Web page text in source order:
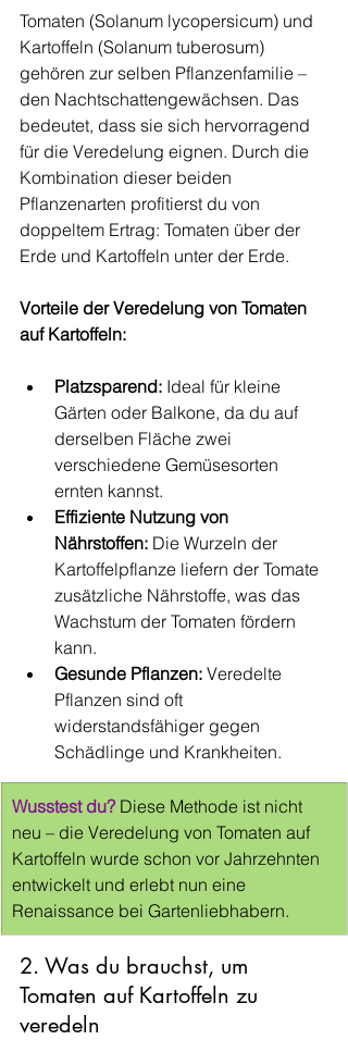
Tomaten (Solanum lycopersicum) und
Kartoffeln (Solanum tuberosum)
gehören zur selben Pflanzenfamilie –
den Nachtschattengewächsen. Das
bedeutet, dass sie sich hervorragend
für die Veredelung eignen. Durch die
Kombination dieser beiden
Pflanzenarten profitierst du von
doppeltem Ertrag: Tomaten über der
Erde und Kartoffeln unter der Erde.
Vorteile der Veredelung von Tomaten
auf Kartoffeln:
Platzsparend: Ideal für kleine
Gärten oder Balkone, da du auf
derselben Fläche zwei
verschiedene Gemüsesorten
ernten kannst.
Effiziente Nutzung von
Nährstoffen: Die Wurzeln der
Kartoffelpflanze liefern der Tomate
zusätzliche Nährstoffe, was das
Wachstum der Tomaten fördern
kann.
Gesunde Pflanzen: Veredelte
Pflanzen sind oft
widerstandsfähiger gegen
Schädlinge und Krankheiten.
Wusstest du? Diese Methode ist nicht
neu – die Veredelung von Tomaten auf
Kartoffeln wurde schon vor Jahrzehnten
entwickelt und erlebt nun eine
Renaissance bei Gartenliebhabern.
2. Was du brauchst, um
Tomaten auf Kartoffeln zu
veredeln